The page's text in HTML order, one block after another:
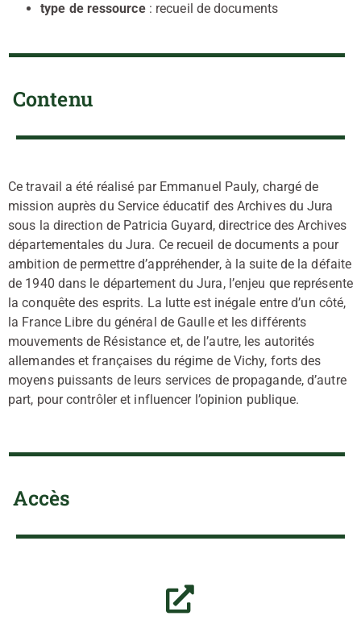
type de ressource: recueil de documents
Contenu
Ce travail a été réalisé par Emmanuel Pauly, chargé de
mission auprès du Service éducatif des Archives du Jura
sous la direction de Patricia Guyard, directrice des Archives
départementales du Jura. Ce recueil de documents a pour
ambition de permettre d’appréhender, à la suite de la défaite
de 1940 dans le département du Jura, l’enjeu que représente
la conquête des esprits. La lutte est inégale entre d’un côté,
la France Libre du général de Gaulle et les différents
mouvements de Résistance et, de l’autre, les autorités
allemandes et françaises du régime de Vichy, forts des
moyens puissants de leurs services de propagande, d’autre
part, pour contrôler et influencer l’opinion publique.
Accès